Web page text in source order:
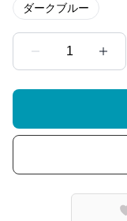
ダークブルー
1